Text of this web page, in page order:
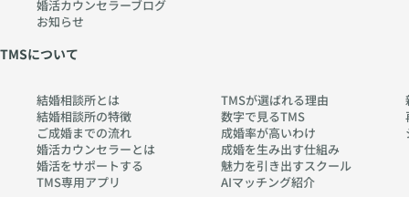
婚活カウンセラーブログ
お知らせ
TMSについて
結婚相談所とは
結婚相談所の特徴
ご成婚までの流れ
婚活カウンセラーとは
婚活をサポートする
TMS専用アプリ
TMSが選ばれる理由
数字で見るTMS
成婚率が高いわけ
成婚を生み出す仕組み
魅力を引き出すスクール
AIマッチング紹介